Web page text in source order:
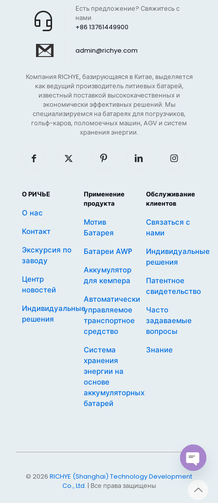
+86 13761449900
Есть предложение? Свяжитесь с
нами
admin@richye.com
Компания RICHYE, базирующаяся в Китае, выделяется
как ведущий производитель литиевых батарей,
известный поставкой высококачественных и
экономически эффективных решений. Мы
специализируемся на батареях для погрузчиков,
гольф-каров, поломоечных машин, AGV и систем
хранения энергии.
О РИЧЬЕ
О нас
Контакт
Экскурсия по
заводу
Центр
новостей
Индивидуальные
решения
Применение
продукта
Мотив
Батарея
Батареи AWP
Аккумулятор
для кемпера
Автоматически
управляемое
транспортное
средство
Система
хранения
энергии на
основе
аккумуляторных
батарей
Обслуживание
клиентов
Связаться с
нами
Индивидуальные
решения
Патентное
свидетельство
Часто
задаваемые
вопросы
Знание
© 2026 RICHYE (Shanghai) Technology Development
Co., Ltd. | Все права защищены
chaty